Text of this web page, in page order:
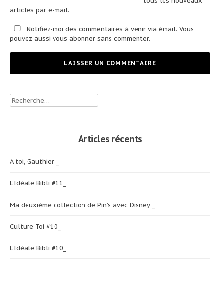
articles par e-mail.
Notifiez-moi des commentaires à venir via émail. Vous
pouvez aussi vous abonner sans commenter.
Rechercher :
Articles récents
A toi, Gauthier _
L’Idéale Bibli #11_
Ma deuxième collection de Pin’s avec Disney _
Culture Toi #10_
L’Idéale Bibli #10_